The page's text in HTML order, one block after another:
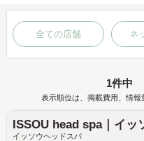
全ての店舗 ネ
1件中
表示順位は、掲載費用、情報
ISSOU head spa｜イッ
イッソウヘッドスパ